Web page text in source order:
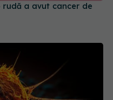
rudă a avut cancer de